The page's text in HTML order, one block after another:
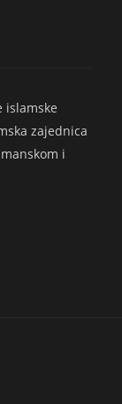
islamske
zajednica
i